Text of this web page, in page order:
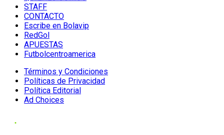
STAFF
CONTACTO
Escribe en Bolavip
RedGol
APUESTAS
Futbolcentroamerica
Términos y Condiciones
Políticas de Privacidad
Política Editorial
Ad Choices